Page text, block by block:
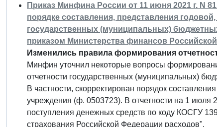
Приказ Минфина России от 11 июня 2021 г. N
порядке составления, представления годовой,
государственных (муниципальных)
приказом Министерства финансов Российской
Изменились правила формирования
Минфин уточнил некоторые вопросы формирования
отчетности государственных (муниципальных)
В частности, скорректирован порядок
учреждения (ф. 0503723). В отчетности на 1 июля
поступления денежных средств по коду КОСГУ
страхования Российской Федерации расходов".